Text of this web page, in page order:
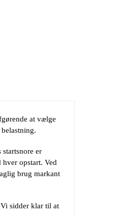
at vælge
er
opstart. Ved
brug markant
sidder klar til at